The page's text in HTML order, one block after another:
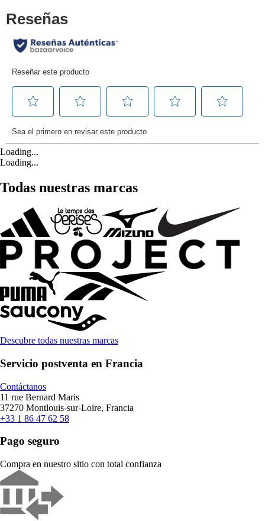
Loading...
Loading...
Todas nuestras marcas
Descubre todas nuestras marcas
Servicio postventa en Francia
Contáctanos
11 rue Bernard Maris
37270 Montlouis-sur-Loire, Francia
+33 1 86 47 62 58
Pago seguro
Compra en nuestro sitio con total confianza